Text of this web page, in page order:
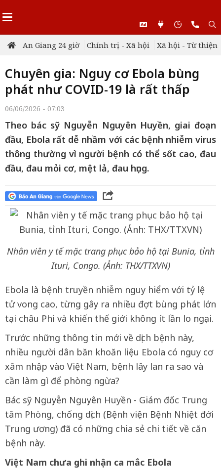
An Giang 24 giờ Chính trị - Xã hội Xã hội - Từ thiện
Chuyên gia: Nguy cơ Ebola bùng
phát như COVID-19 là rất thấp
06/06/2026 - 07:03
Theo bác sỹ Nguyễn Nguyên Huyền, giai đoạn
đầu, Ebola rất dễ nhầm với các bệnh nhiễm virus
thông thường vì người bệnh có thể sốt cao, đau
đầu, đau mỏi cơ, mệt lả, đau họng.
Nhân viên y tế mặc trang phục bảo hộ tại Bunia, tỉnh
Ituri, Congo. (Ảnh: THX/TTXVN)
Ebola là bệnh truyền nhiễm nguy hiểm với tỷ lệ
tử vong cao, từng gây ra nhiều đợt bùng phát lớn
tại châu Phi và khiến thế giới không ít lần lo ngại.
Trước những thông tin mới về dịch bệnh này,
nhiều người dân băn khoăn liệu Ebola có nguy cơ
xâm nhập vào Việt Nam, bệnh lây lan ra sao và
cần làm gì để phòng ngừa?
Bác sỹ Nguyễn Nguyên Huyền - Giám đốc Trung
tâm Phòng, chống dịch (Bệnh viện Bệnh Nhiệt đới
Trung ương) đã có những chia sẻ chi tiết về căn
bệnh này.
Việt Nam chưa ghi nhận ca mắc Ebola